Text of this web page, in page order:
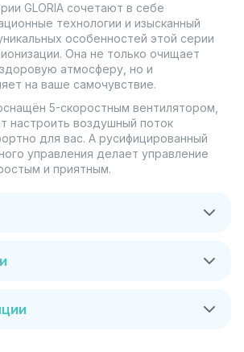
GLORIA сочетают в себе
технологии и изысканный
особенностей этой серии
Она не только очищает
атмосферу, но и
на ваше самочувствие.
5-скоростным вентилятором,
настроить воздушный поток
для вас. А русифицированный
управления делает управление
и приятным.